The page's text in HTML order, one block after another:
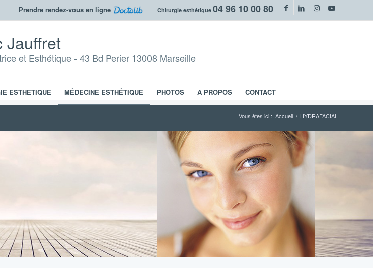
Prendre rendez-vous en ligne Chirurgie esthétique 04 96 10 00 80
Jauffret
et Esthétique - 43 Bd Perier 13008 Marseille
ESTHETIQUE MÉDECINE ESTHÉTIQUE PHOTOS A PROPOS CONTACT
Vous êtes ici : Accueil / HYDRAFACIAL